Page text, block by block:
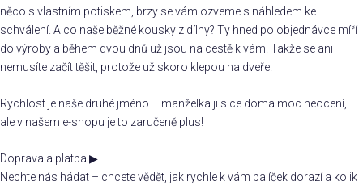
něco s vlastním potiskem, brzy se vám ozveme s náhledem ke
schválení. A co naše běžné kousky z dílny? Ty hned po objednávce míří
do výroby a během dvou dnů už jsou na cestě k vám. Takže se ani
nemusíte začít těšit, protože už skoro klepou na dveře!
Rychlost je naše druhé jméno – manželka ji sice doma moc neocení,
ale v našem e-shopu je to zaručeně plus!
Doprava a platba ▶
Nechte nás hádat – chcete vědět, jak rychle k vám balíček dorazí a kolik